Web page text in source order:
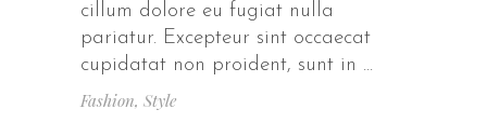
cillum dolore eu fugiat nulla
pariatur. Excepteur sint occaecat
cupidatat non proident, sunt in
Fashion, Style